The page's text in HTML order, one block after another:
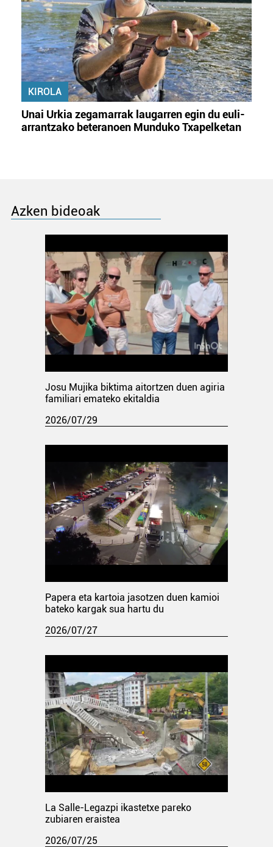
KIROLA
Unai Urkia zegamarrak laugarren egin du euli-
arrantzako beteranoen Munduko Txapelketan
Azken bideoak
Josu Mujika biktima aitortzen duen agiria
familiari emateko ekitaldia
2026/07/29
Papera eta kartoia jasotzen duen kamioi
bateko kargak sua hartu du
2026/07/27
La Salle-Legazpi ikastetxe pareko
zubiaren eraistea
2026/07/25